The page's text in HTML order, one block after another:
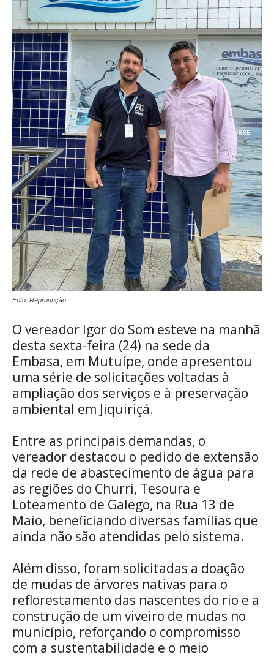
Foto: Reprodução
O vereador Igor do Som esteve na manhã
desta sexta-feira (24) na sede da
Embasa, em Mutuípe, onde apresentou
uma série de solicitações voltadas à
ampliação dos serviços e à preservação
ambiental em Jiquiriçá.
Entre as principais demandas, o
vereador destacou o pedido de extensão
da rede de abastecimento de água para
as regiões do Churri, Tesoura e
Loteamento de Galego, na Rua 13 de
Maio, beneficiando diversas famílias que
ainda não são atendidas pelo sistema.
Além disso, foram solicitadas a doação
de mudas de árvores nativas para o
reflorestamento das nascentes do rio e a
construção de um viveiro de mudas no
município, reforçando o compromisso
com a sustentabilidade e o meio